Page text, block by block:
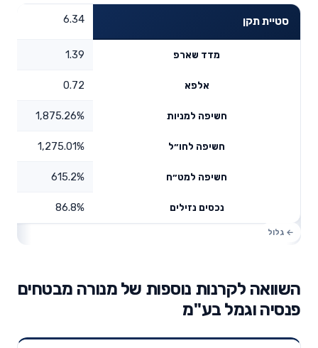
סטיית תקן 6.34
מדד שארפ 1.39
אלפא 0.72
חשיפה למניות 1,875.26%
חשיפה לחו״ל 1,275.01%
חשיפה למט״ח 615.2%
נכסים נזילים 86.8%
השוואה לקרנות נוספות של מנורה מבטחים
פנסיה וגמל בע"מ